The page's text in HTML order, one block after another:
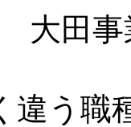
大田
違う職